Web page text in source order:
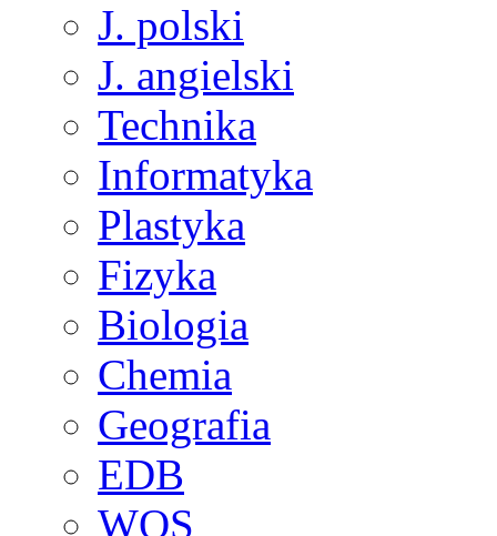
J. polski
J. angielski
Technika
Informatyka
Plastyka
Fizyka
Biologia
Chemia
Geografia
EDB
WOS